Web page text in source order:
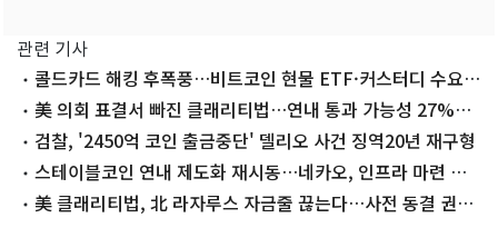
관련 기사
콜드카드 해킹 후폭풍…비트코인 현물 ETF·커스터디 수요
커진다
美 의회 표결서 빠진 클래리티법…연내 통과 가능성 27%
'뚝'검찰, '2450억 코인 출금중단' 델리오 사건 징역20년 재구형
스테이블코인 연내 제도화 재시동…네카오, 인프라 마련 속
도 美 클래리티법, 北 라자루스 자금줄 끊는다…사전 동결 권한